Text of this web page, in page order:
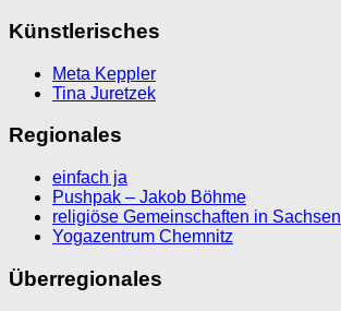
Künstlerisches
Meta Keppler
Tina Juretzek
Regionales
einfach ja
Pushpak – Jakob Böhme
religiöse Gemeinschaften in Sachsen
Yogazentrum Chemnitz
Überregionales